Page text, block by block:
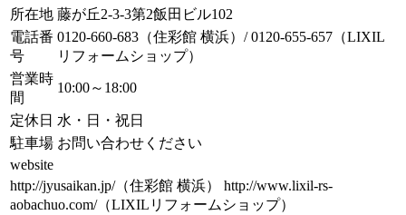
所在地 藤が丘2-3-3第2飯田ビル102
電話番
号
0120-660-683（住彩館 横浜）/ 0120-655-657（LIXIL
リフォームショップ）
営業時
間
10:00～18:00
定休日 水・日・祝日
駐車場 お問い合わせください
website
http://jyusaikan.jp/（住彩館 横浜） http://www.lixil-rs-
aobachuo.com/（LIXILリフォームショップ）